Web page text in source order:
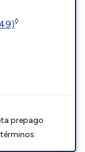
◊
prepago